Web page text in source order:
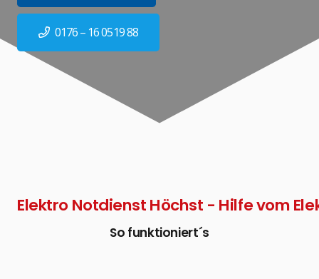
0176 – 16 0519 88
Elektro Notdienst Höchst - Hilfe vom
So funktioniert´s